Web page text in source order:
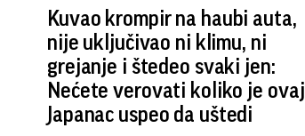
Kuvao krompir na haubi auta,
nije uključivao ni klimu, ni
grejanje i štedeo svaki jen:
Nećete verovati koliko je ovaj
Japanac uspeo da uštedi